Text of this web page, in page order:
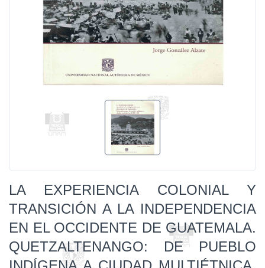
LA EXPERIENCIA COLONIAL Y
TRANSICIÓN A LA INDEPENDENCIA
EN EL OCCIDENTE DE GUATEMALA.
QUETZALTENANGO: DE PUEBLO